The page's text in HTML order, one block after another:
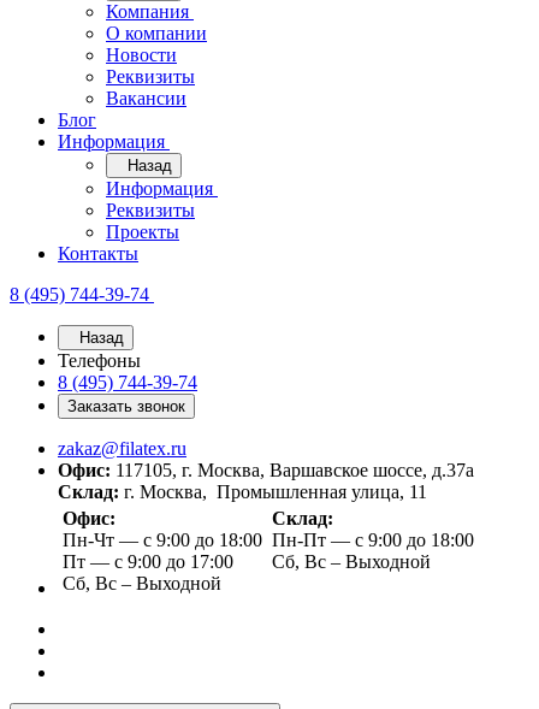
Компания
О компании
Новости
Реквизиты
Вакансии
Блог
Информация
Назад
Информация
Реквизиты
Проекты
Контакты
8 (495) 744-39-74
Назад
Телефоны
8 (495) 744-39-74
Заказать звонок
zakaz@filatex.ru
Офис: 117105, г. Москва, Варшавское шоссе, д.37а
Склад: г. Москва, Промышленная улица, 11
Офис:
Пн-Чт — с 9:00 до 18:00
Пт — с 9:00 до 17:00
Сб, Вс – Выходной
Склад:
Пн-Пт — с 9:00 до 18:00
Сб, Вс – Выходной